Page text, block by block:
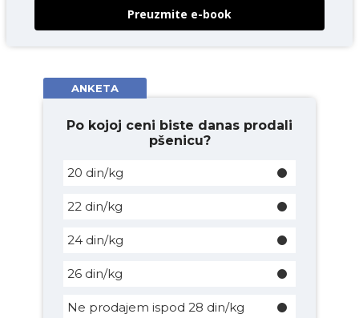
Preuzmite e-book
ANKETA
Po kojoj ceni biste danas prodali
pšenicu?
20 din/kg
22 din/kg
24 din/kg
26 din/kg
Ne prodajem ispod 28 din/kg